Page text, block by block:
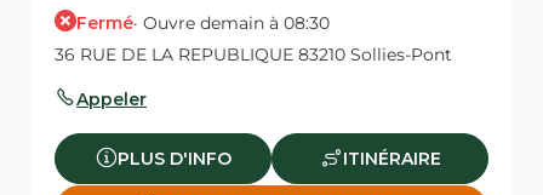
Fermé· Ouvre demain à 08:30
36 RUE DE LA REPUBLIQUE 83210 Sollies-Pont
Appeler
PLUS D'INFO ITINÉRAIRE